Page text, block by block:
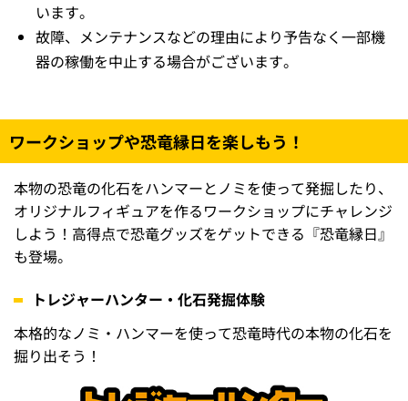
います。
故障、メンテナンスなどの理由により予告なく一部機
器の稼働を中止する場合がございます。
ワークショップや恐竜縁日を楽しもう！
本物の恐竜の化石をハンマーとノミを使って発掘したり、
オリジナルフィギュアを作るワークショップにチャレンジ
しよう！高得点で恐竜グッズをゲットできる『恐竜縁日』
も登場。
トレジャーハンター・化石発掘体験
本格的なノミ・ハンマーを使って恐竜時代の本物の化石を
掘り出そう！